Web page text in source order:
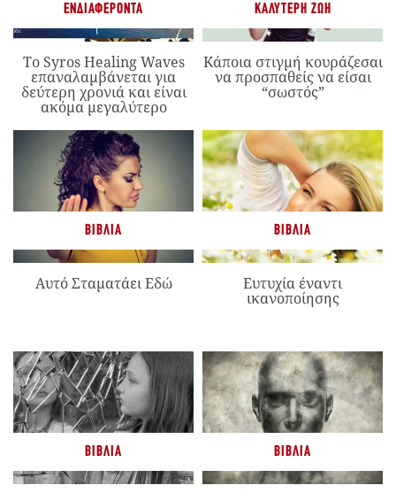
ΕΝΔΙΑΦΈΡΟΝΤΑ
Το Syros Healing Waves
επαναλαμβάνεται για
δεύτερη χρονιά και είναι
ακόμα μεγαλύτερο
ΚΑΛΎΤΕΡΗ ΖΩΉ
Κάποια στιγμή κουράζεσαι
να προσπαθείς να είσαι
“σωστός”
ΒΙΒΛΊΑ
Αυτό Σταματάει Εδώ
ΒΙΒΛΊΑ
Ευτυχία έναντι
ικανοποίησης
ΒΙΒΛΊΑ ΒΙΒΛΊΑ